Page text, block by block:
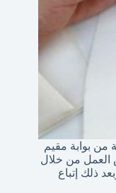
من بوابة مقيم
العمل من خلال
ذلك إتباع